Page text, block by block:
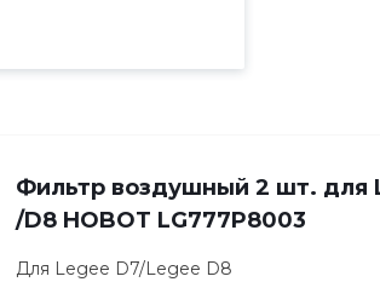
Фильтр воздушный 2 шт. для
/D8 HOBOT LG777P8003
Для Legee D7/Legee D8